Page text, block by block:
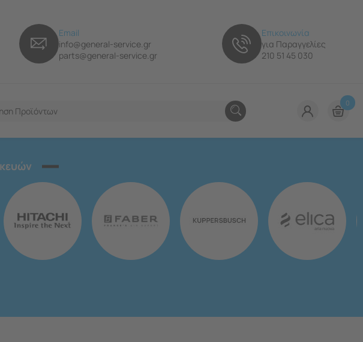
Email
info@general-service.gr
parts@general-service.gr
Επικοινωνία
για Παραγγελίες
210 51 45 030
0